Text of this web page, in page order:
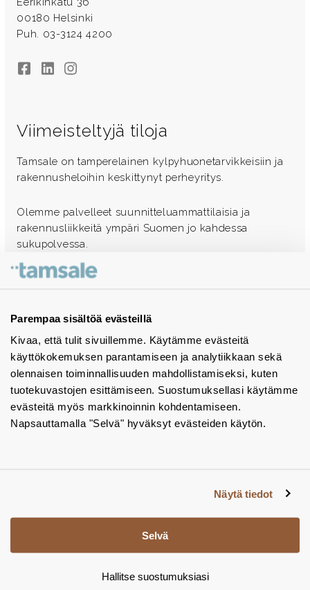
Parempaa sisältöä evästeillä
Kivaa, että tulit sivuillemme. Käytämme evästeitä
käyttökokemuksen parantamiseen ja analytiikkaan sekä
olennaisen toiminnallisuuden mahdollistamiseksi, kuten
tuotekuvastojen esittämiseen. Suostumuksellasi käytämme
evästeitä myös markkinoinnin kohdentamiseen.
Napsauttamalla "Selvä" hyväksyt evästeiden käytön.
Näytä tiedot
Selvä
Hallitse suostumuksiasi
00180 Helsinki
Puh. 03-3124 4200
FacebookLinkedInInstagram
Viimeisteltyjä tiloja
Tamsale on tamperelainen kylpyhuonetarvikkeisiin ja
rakennusheloihin keskittynyt perheyritys.
Olemme palvelleet suunnitteluammattilaisia ja
rakennusliikkeitä ympäri Suomen jo kahdessa
sukupolvessa.
Ota yhteyttä - autamme mielellämme
Tuotekuvastot
Instagram
BIM-objektit
Yhteystiedot
Tiedotteet